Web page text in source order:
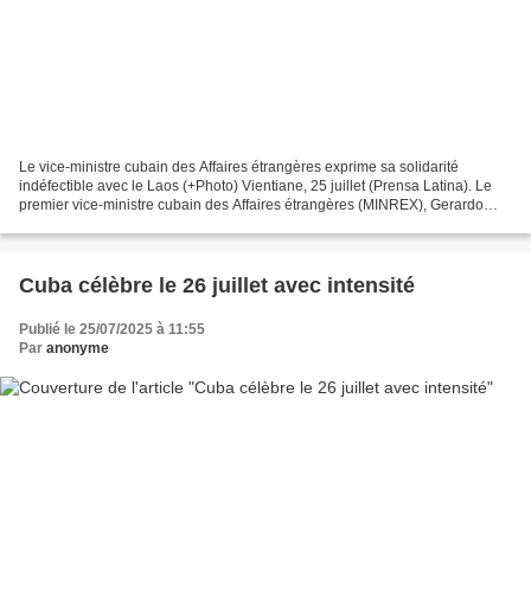
Le vice-ministre cubain des Affaires étrangères exprime sa solidarité
indéfectible avec le Laos (+Photo) Vientiane, 25 juillet (Prensa Latina). Le
premier vice-ministre cubain des Affaires étrangères (MINREX), Gerardo
Cuba célèbre le 26 juillet avec intensité
Publié le 25/07/2025 à 11:55
Par anonyme